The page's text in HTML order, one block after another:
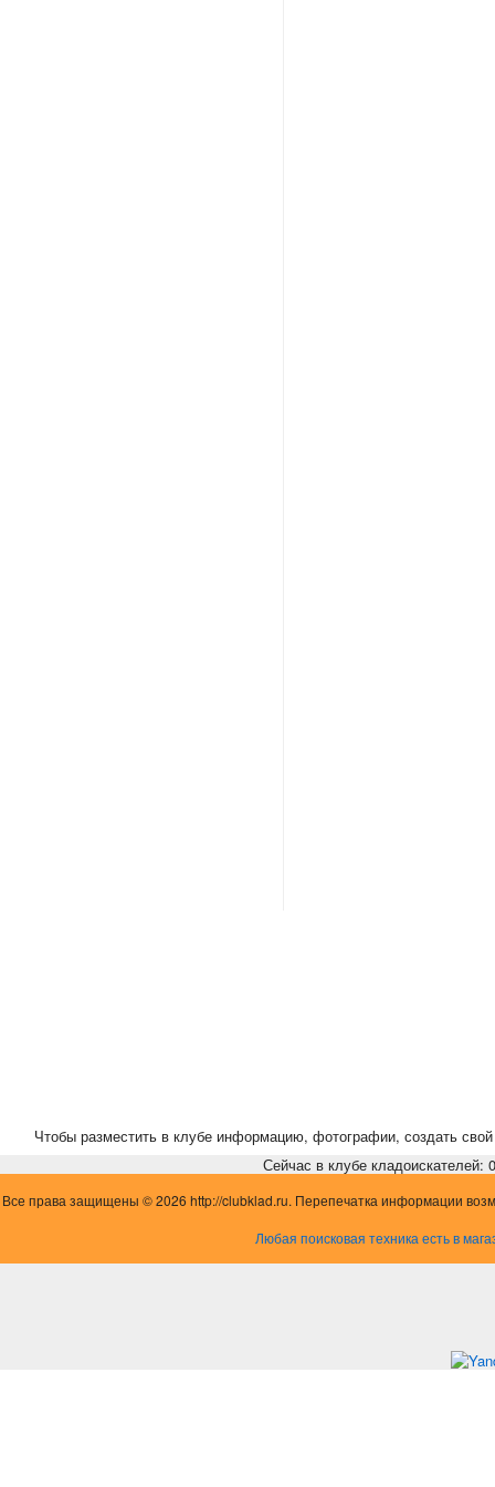
Чтобы разместить в клубе информацию, фотографии, создать свой
Сейчас в клубе кладоискателей:
Все права защищены © 2026 http://clubklad.ru. Перепечатка информации
Любая поисковая техника есть в